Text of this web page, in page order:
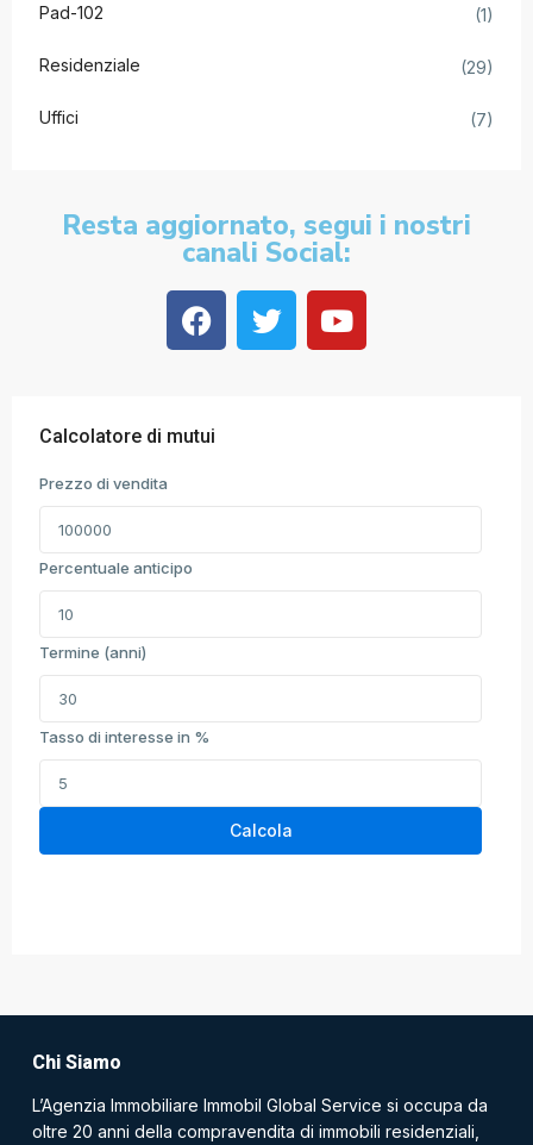
Pad-102 (1)
Residenziale (29)
Uffici (7)
Resta aggiornato, segui i nostri
canali Social:
Calcolatore di mutui
Prezzo di vendita
Percentuale anticipo
Termine (anni)
Tasso di interesse in %
Calcola
Chi Siamo
L’Agenzia Immobiliare Immobil Global Service si occupa da
oltre 20 anni della compravendita di immobili residenziali,